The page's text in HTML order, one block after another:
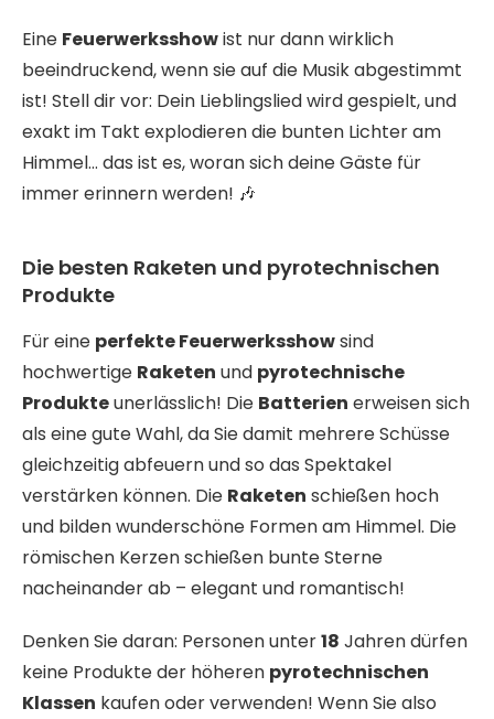
Eine Feuerwerksshowist nur dann wirklich
beeindruckend, wenn sie auf die Musik abgestimmt
ist! Stell dir vor: Dein Lieblingslied wird gespielt, und
exakt im Takt explodieren die bunten Lichter am
Himmel… das ist es, woran sich deine Gäste für
immer erinnern werden! 🎶
Die besten Raketen und pyrotechnischen
Produkte
Für eine perfekte Feuerwerksshowsind
hochwertige Raketen und pyrotechnische
Produkteunerlässlich! Die Batterien erweisen sich
als eine gute Wahl, da Sie damit mehrere Schüsse
gleichzeitig abfeuern und so das Spektakel
verstärken können. Die Raketen schießen hoch
und bilden wunderschöne Formen am Himmel. Die
römischen Kerzen schießen bunte Sterne
nacheinander ab – elegant und romantisch!
Denken Sie daran: Personen unter18 Jahren dürfen
keine Produkte der höheren pyrotechnischen
Klassen kaufen oder verwenden! Wenn Sie also